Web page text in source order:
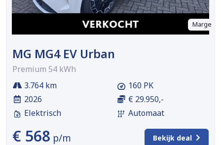
Marge
MG MG4 EV Urban
Premium 54 kWh
3.764 km
2026
Elektrisch
160 PK
€ 29.950,-
Automaat
€ 568 p/m Bekijk deal